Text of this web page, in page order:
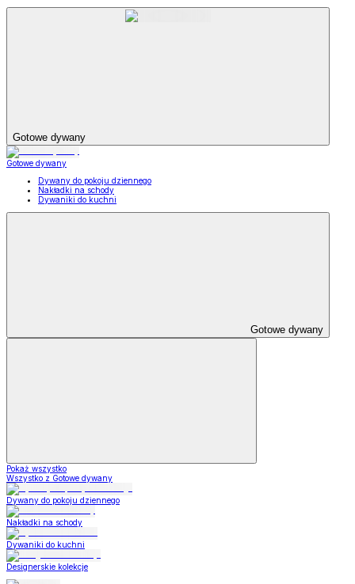
Gotowe dywany
Gotowe dywany
Dywany do pokoju dziennego
Nakładki na schody
Dywaniki do kuchni
Gotowe dywany
Pokaż wszystko
Wszystko z Gotowe dywany
Dywany do pokoju dziennego
Nakładki na schody
Dywaniki do kuchni
Designerskie kolekcje